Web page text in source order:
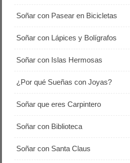
Soñar con Pasear en Bicicletas
Soñar con Lápices y Bolígrafos
Soñar con Islas Hermosas
¿Por qué Sueñas con Joyas?
Soñar que eres Carpintero
Soñar con Biblioteca
Soñar con Santa Claus